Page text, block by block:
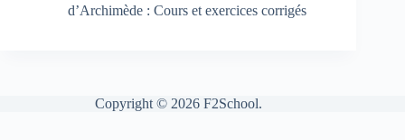
d’Archimède : Cours et exercices corrigés
Copyright © 2026 F2School.